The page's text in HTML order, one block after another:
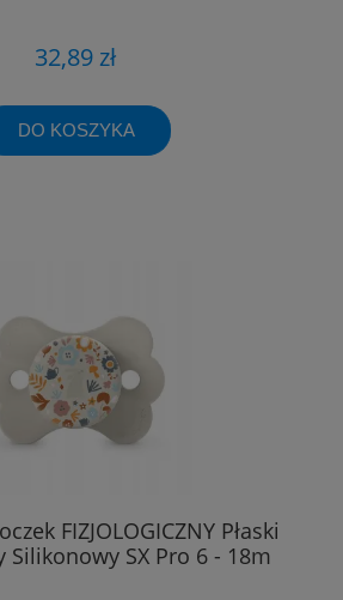
32,89 zł
DO KOSZYKA
FIZJOLOGICZNY Płaski
Silikonowy SX Pro 6 - 18m